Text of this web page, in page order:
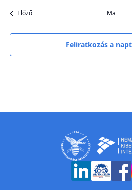
ElőzőEsemények Ma
Feliratkozás a